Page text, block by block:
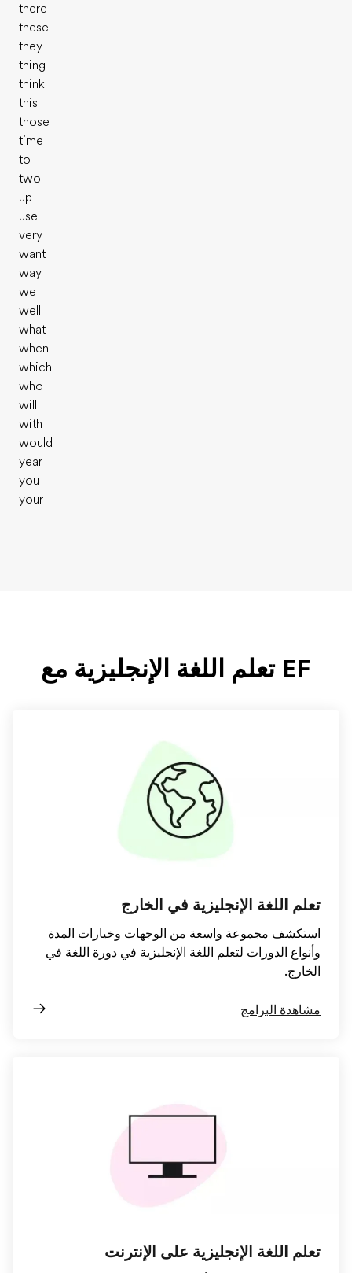
there
these
they
thing
think
this
those
time
to
two
up
use
very
want
way
we
well
what
when
which
who
will
with
would
year
you
your
EF تعلم اللغة الإنجليزية مع
تعلم اللغة الإنجليزية في الخارج
استكشف مجموعة واسعة من الوجهات وخيارات المدة
وأنواع الدورات لتعلم اللغة الإنجليزية في دورة اللغة في
الخارج.
مشاهدة البرامج
تعلم اللغة الإنجليزية على الإنترنت